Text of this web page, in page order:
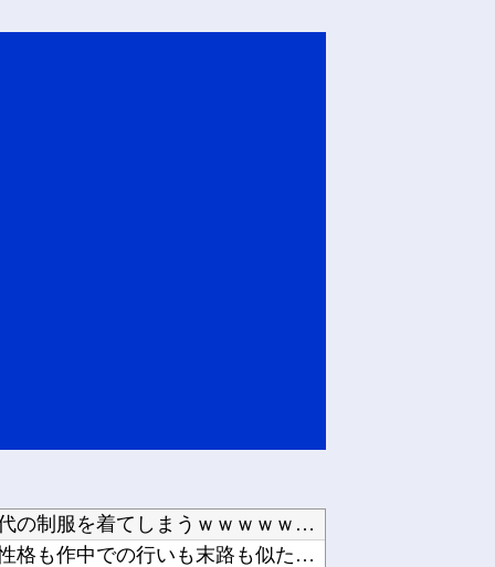
【画像】女子アナ、生放送で高校時代の制服を着てしまうｗｗｗｗｗｗｗｗｗｗｗｗｗｗｗ他
【呪術廻戦】禪院直哉と真人って、性格も作中での行いも末路も似たような二人なのに人気に差があ...